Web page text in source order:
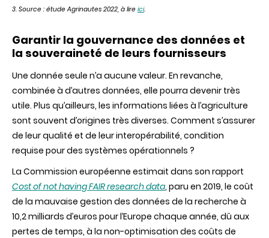
3. Source : étude Agrinautes 2022, à lire ici.
Garantir la gouvernance des données et
la souveraineté de leurs fournisseurs
Une donnée seule n’a aucune valeur. En revanche,
combinée à d’autres données, elle pourra devenir très
utile. Plus qu’ailleurs, les informations liées à l’agriculture
sont souvent d’origines très diverses. Comment s’assurer
de leur qualité et de leur interopérabilité, condition
requise pour des systèmes opérationnels ?
La Commission européenne estimait dans son rapport
Cost of not having FAIR research data, paru en 2019, le coût
de la mauvaise gestion des données de la recherche à
10,2 milliards d’euros pour l’Europe chaque année, dû aux
pertes de temps, à la non-optimisation des coûts de